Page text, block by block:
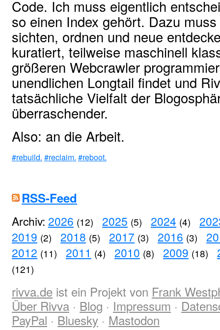
Code. Ich muss eigentlich
so einen Index gehört. Dazu
sichten, ordnen und neue
kuratiert, teilweise maschinell
größeren Webcrawler
unendlichen Longtail findet und
tatsächliche Vielfalt der
überraschender.
Also: an die Arbeit.
#rebuild. #reclaim. #reboot.
RSS-Feed
Archiv: 2026 (12) 2025 (5) 2024 (4)
2019 (2) 2018 (5) 2017 (3) 2016 (3)
2012 (11) 2011 (4) 2010 (8) 2009 (18)
(121)
rivva.de ist ein Projekt von Frank
Über Rivva · Blog · Impressum ·
PayPal · Bluesky · Mastodon